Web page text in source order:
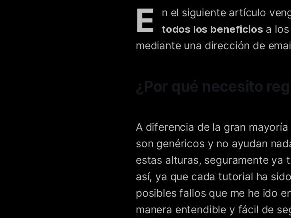
E
n el siguiente artículo
todos los beneficios a
mediante una dirección de
¿Por qué necesito
A diferencia de la gran
son genéricos y no ayudan
estas alturas, seguramente ya
así, ya que cada tutorial ha
posibles fallos que me he ido
manera entendible y fácil de